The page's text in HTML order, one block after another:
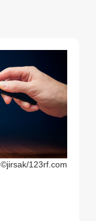
©jirsak/123rf.com